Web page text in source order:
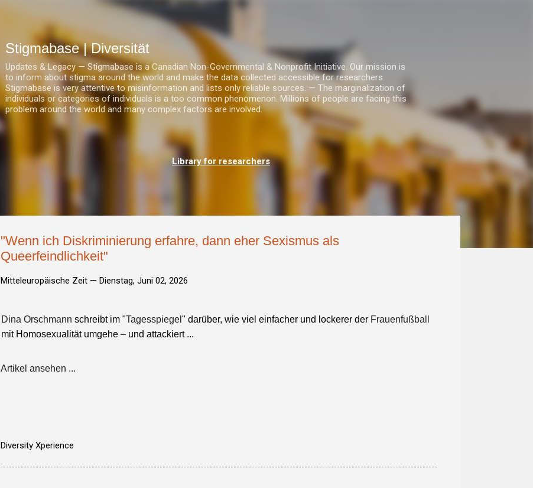
Direkt zum Hauptbereich
Stigmabase | Diversität
Updates & Legacy — Stigmabase is a Canadian Non-Governmental & Nonprofit Initiative. Our mission is
to inform about stigma around the world and make the data collected accessible for researchers.
Stigmabase is very attentive to misinformation and lists only reliable sources. — The marginalization of
individuals or categories of individuals is a too common phenomenon. Millions of people are facing this
problem around the world and many complex factors are involved.
Library for researchers
"Wenn ich Diskriminierung erfahre, dann eher Sexismus als
Queerfeindlichkeit"
Mitteleuropäische Zeit — Dienstag, Juni 02, 2026
Dina Orschmann schreibt im "Tagesspiegel " darüber, wie viel einfacher und lockerer der Frauenfußball
mit Homosexualität umgehe – und attackiert ...
Artikel ansehen ...
Diversity Xperience